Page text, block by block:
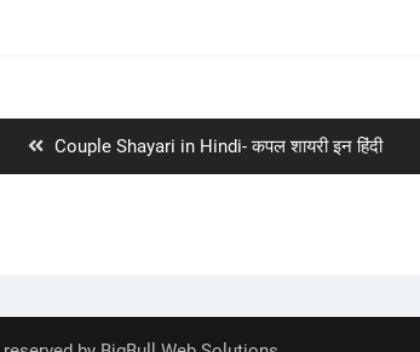
Previous
post:
Couple Shayari in Hindi- कपल शायरी इन हिंदी